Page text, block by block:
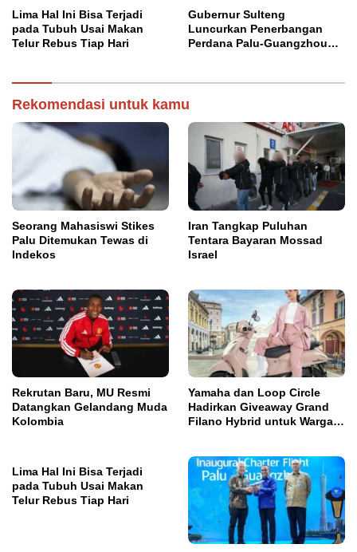
Lima Hal Ini Bisa Terjadi
pada Tubuh Usai Makan
Telur Rebus Tiap Hari
Gubernur Sulteng
Luncurkan Penerbangan
Perdana Palu-Guangzhou
Rekomendasi untuk kamu
Seorang Mahasiswi Stikes
Palu Ditemukan Tewas di
Indekos
Iran Tangkap Puluhan
Tentara Bayaran Mossad
Israel
Rekrutan Baru, MU Resmi
Datangkan Gelandang Muda
Kolombia
Yamaha dan Loop Circle
Hadirkan Giveaway Grand
Filano Hybrid untuk Warga
Lima Hal Ini Bisa Terjadi
pada Tubuh Usai Makan
Telur Rebus Tiap Hari